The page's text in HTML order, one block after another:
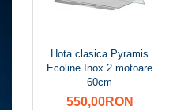
Hota clasica Pyramis
Ecoline Inox 2 motoare
60cm
550,00RON